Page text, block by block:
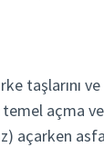
taşlarını
açma
açarken